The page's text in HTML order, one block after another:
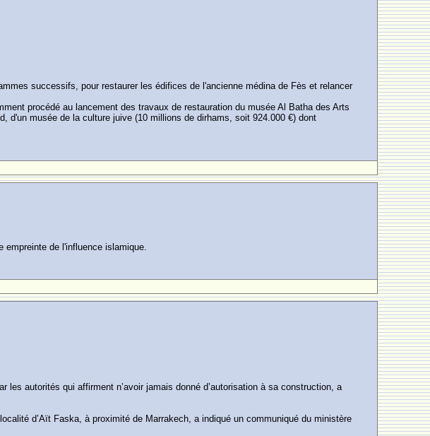
successifs, pour restaurer les édifices de l'ancienne médina de Fès et relancer
procédé au lancement des travaux de restauration du musée Al Batha des Arts
d'un musée de la culture juive (10 millions de dirhams, soit 924.000 €) dont
empreinte de l'influence islamique.
autorités qui affirment n’avoir jamais donné d’autorisation à sa construction, a
d’Aït Faska, à proximité de Marrakech, a indiqué un communiqué du ministère